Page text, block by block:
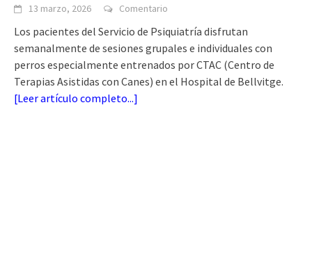
13 marzo, 2026 Comentario
Los pacientes del Servicio de Psiquiatría disfrutan
semanalmente de sesiones grupales e individuales con
perros especialmente entrenados por CTAC (Centro de
Terapias Asistidas con Canes) en el Hospital de Bellvitge.
[Leer artículo completo...]